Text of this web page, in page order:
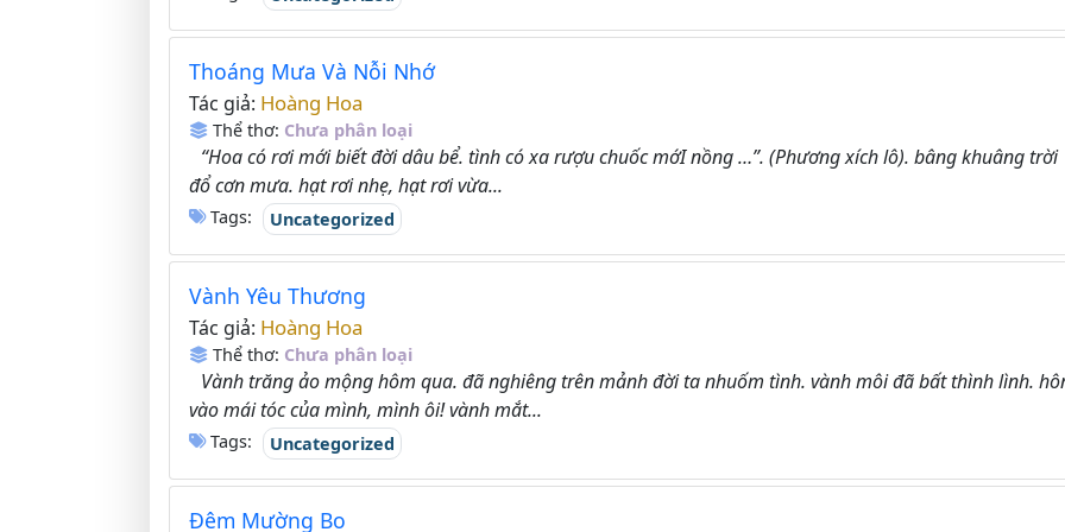
Thoáng Mưa Và Nỗi Nhớ
Tác giả: Hoàng Hoa
Thể thơ: Chưa phân loại
“Hoa có rơi mới biết đời dâu bể. tình có xa rượu chuốc mớI nồng …”. (Phương xích lô). bâng khuâng trời
đổ cơn mưa. hạt rơi nhẹ, hạt rơi vừa...
Tags: Uncategorized
Vành Yêu Thương
Tác giả: Hoàng Hoa
Thể thơ: Chưa phân loại
Vành trăng ảo mộng hôm qua. đã nghiêng trên mảnh đời ta nhuốm tình. vành môi đã bất thình lình.
vào mái tóc của mình, mình ôi! vành mắt...
Tags: Uncategorized
Đêm Mường Bo